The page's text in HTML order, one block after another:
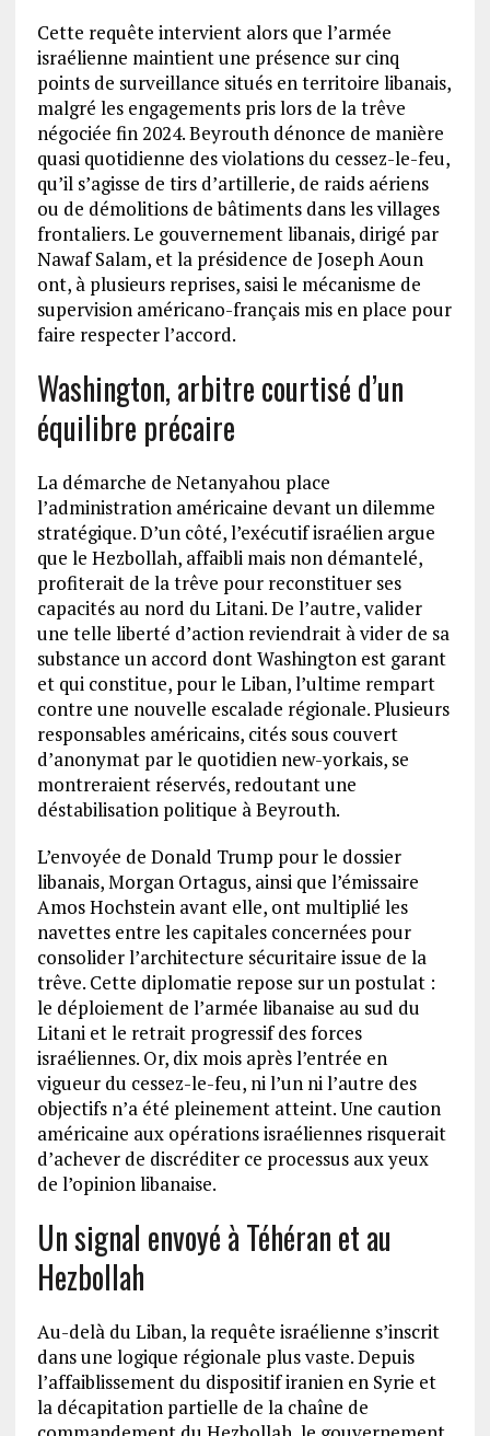
Cette requête intervient alors que l’armée
israélienne maintient une présence sur cinq
points de surveillance situés en territoire libanais,
malgré les engagements pris lors de la trêve
négociée fin 2024. Beyrouth dénonce de manière
quasi quotidienne des violations du cessez-le-feu,
qu’il s’agisse de tirs d’artillerie, de raids aériens
ou de démolitions de bâtiments dans les villages
frontaliers. Le gouvernement libanais, dirigé par
Nawaf Salam, et la présidence de Joseph Aoun
ont, à plusieurs reprises, saisi le mécanisme de
supervision américano-français mis en place pour
faire respecter l’accord.
Washington, arbitre courtisé d’un
équilibre précaire
La démarche de Netanyahou place
l’administration américaine devant un dilemme
stratégique. D’un côté, l’exécutif israélien argue
que le Hezbollah, affaibli mais non démantelé,
profiterait de la trêve pour reconstituer ses
capacités au nord du Litani. De l’autre, valider
une telle liberté d’action reviendrait à vider de sa
substance un accord dont Washington est garant
et qui constitue, pour le Liban, l’ultime rempart
contre une nouvelle escalade régionale. Plusieurs
responsables américains, cités sous couvert
d’anonymat par le quotidien new-yorkais, se
montreraient réservés, redoutant une
déstabilisation politique à Beyrouth.
L’envoyée de Donald Trump pour le dossier
libanais, Morgan Ortagus, ainsi que l’émissaire
Amos Hochstein avant elle, ont multiplié les
navettes entre les capitales concernées pour
consolider l’architecture sécuritaire issue de la
trêve. Cette diplomatie repose sur un postulat :
le déploiement de l’armée libanaise au sud du
Litani et le retrait progressif des forces
israéliennes. Or, dix mois après l’entrée en
vigueur du cessez-le-feu, ni l’un ni l’autre des
objectifs n’a été pleinement atteint. Une caution
américaine aux opérations israéliennes risquerait
d’achever de discréditer ce processus aux yeux
de l’opinion libanaise.
Un signal envoyé à Téhéran et au
Hezbollah
Au-delà du Liban, la requête israélienne s’inscrit
dans une logique régionale plus vaste. Depuis
l’affaiblissement du dispositif iranien en Syrie et
la décapitation partielle de la chaîne de